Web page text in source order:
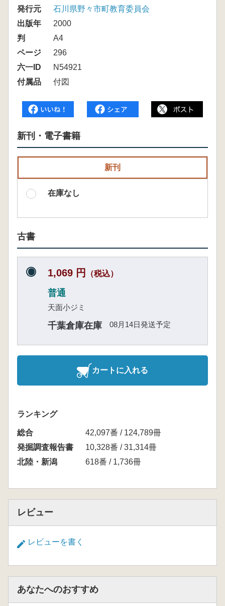
発行元
石川県野々市町教育委員会
出版年
2000
判
A4
ページ
296
六一ID
N54921
付属品
付図
新刊・電子書籍
新刊
在庫なし
古書
1,069 円 （税込）
普通
天面小ジミ
千葉倉庫在庫 08月14日発送予定
カートに入れる
ランキング
総合
42,097番 / 124,789冊
発掘調査報告書
10,328番 / 31,314冊
北陸・新潟
618番 / 1,736冊
レビュー
レビューを書く
あなたへのおすすめ